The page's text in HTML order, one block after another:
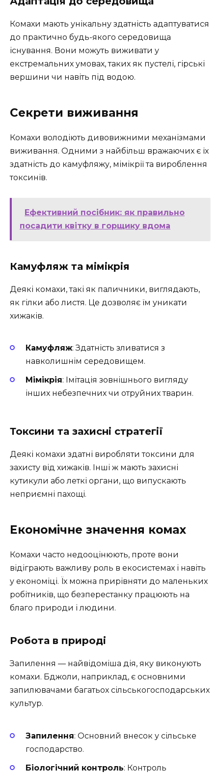
Комахи мають унікальну здатність адаптуватися
до практично будь-якого середовища
існування. Вони можуть виживати у
екстремальних умовах, таких як пустелі, гірські
вершини чи навіть під водою.
Секрети виживання
Комахи володіють дивовижними механізмами
виживання. Одними з найбільш вражаючих є їх
здатність до камуфляжу, мімікрії та вироблення
токсинів.
Ефективний посібник: як правильно
посадити квітку в горщику вдома
Камуфляж та мімікрія
Деякі комахи, такі як паличники, виглядають,
як гілки або листя. Це дозволяє їм уникати
хижаків.
Камуфляж: Здатність зливатися з
навколишнім середовищем.
Мімікрія: Імітація зовнішнього вигляду
інших небезпечних чи отруйних тварин.
Токсини та захисні стратегії
Деякі комахи здатні виробляти токсини для
захисту від хижаків. Інші ж мають захисні
кутикули або леткі органи, що випускають
неприємні пахощі.
Економічне значення комах
Комахи часто недооцінюють, проте вони
відіграють важливу роль в екосистемах і навіть
у економіці. Їх можна прирівняти до маленьких
робітників, що безперестанку працюють на
благо природи і людини.
Робота в природі
Запилення — найвідоміша дія, яку виконують
комахи. Бджоли, наприклад, є основними
запилювачами багатьох сільськогосподарських
культур.
Запилення: Основний внесок у сільське
господарство.
Біологічний контроль: Контроль